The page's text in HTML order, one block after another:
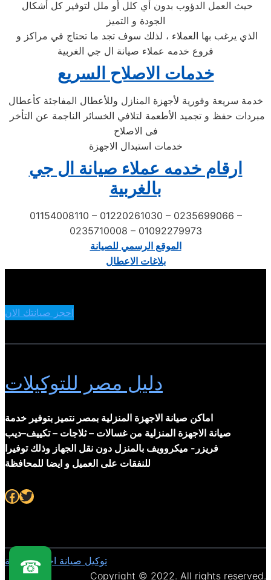
الجودة و التميز
فروع خدمه عملاء صيانة ال جي الغربية
خدمات الاصلاح السريع
خدمة سريعة وفورية لأجهزة المنازل وللأعطال المفاجئة كأعطال
فى الاصلاح
خدمات استبدال الاجهزة
ارقام خدمه عملاء صيانة ال جي
بالغربية
01154008110 – 01220261030 – 0235699066 –
0235710008 – 01092279973
الموقع الرسمي للصيانة
بلاغات الاعطال
احجز صيانتك الان
دليل مصر للتوكيلات
اماكن صيانة الاجهزة المنزلية بمصر نتميز بتوفير خدمة
صيانة الاجهزة المنزلية من غسالات – ثلاجات – تكييف–ديب
فريزر- ميكروويف بالمنزل دون نقل الجهاز وذلك توفيرا
للنفقات على العميل و ايضا للمحافظة
Facebook Twitter
توكيل صيانة اجهزة منزلية
Copyright © 2022. All rights reserved.
☎